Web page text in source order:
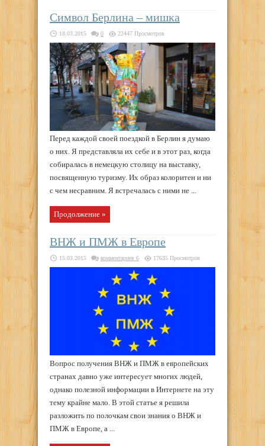
Символ Берлина – мишка
18.03.2015 0 22447 Просмотров
Перед каждой своей поездкой в Берлин я думаю
о них. Я представляла их себе и в этот раз, когда
собиралась в немецкую столицу на выставку,
посвященную туризму. Их образ колоритен и ни
с чем несравним. Я встречалась с ними не ...
Продолжение »
ВНЖ и ПМЖ в Европе
15.03.2015 комментариев 6 17635 Просмотров
Вопрос получения ВНЖ и ПМЖ в европейских
странах давно уже интересует многих людей,
однако полезной информации в Интернете на эту
тему крайне мало. В этой статье я решила
разложить по полочкам свои знания о ВНЖ и
ПМЖ в Европе, а ...